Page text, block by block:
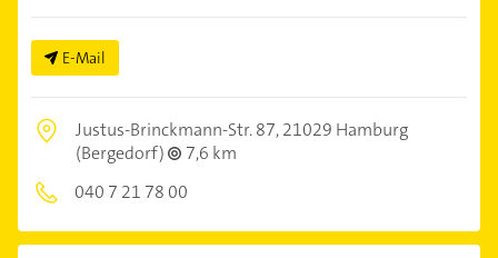
E-Mail
Justus-Brinckmann-Str. 87,21029 Hamburg
(Bergedorf)
7,6 km
040 7 21 78 00